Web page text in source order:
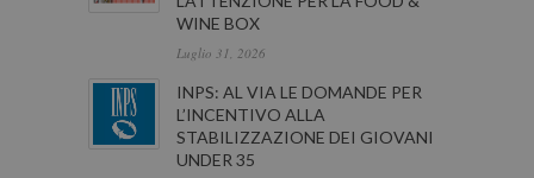
WINE BOX
Luglio 31, 2026
INPS: AL VIA LE DOMANDE PER
L’INCENTIVO ALLA
STABILIZZAZIONE DEI GIOVANI
UNDER 35